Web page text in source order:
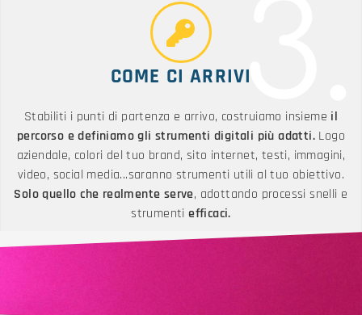
3.
COME CI ARRIVI
Stabiliti i punti di partenza e arrivo, costruiamo insieme il
percorso e definiamo gli strumenti digitali più adatti. Logo
aziendale, colori del tuo brand, sito internet, testi, immagini,
video, social media...saranno strumenti utili al tuo obiettivo.
Solo quello che realmente serve, adottando processi snelli e
strumentiefficaci.